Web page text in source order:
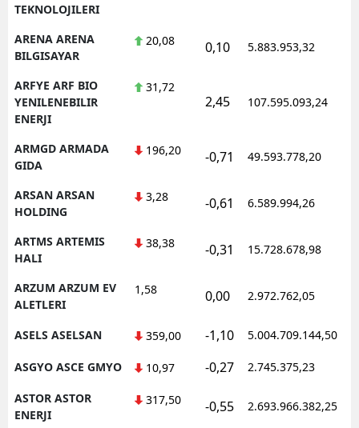
TEKNOLOJILERI
ARENA ARENA
BILGISAYAR
20,08 0,10 5.883.953,32
ARFYE ARF BIO
YENILENEBILIR
ENERJI
31,72
2,45 107.595.093,24
ARMGD ARMADA
GIDA
196,20 -0,71 49.593.778,20
ARSAN ARSAN
HOLDING
3,28 -0,61 6.589.994,26
ARTMS ARTEMIS
HALI
38,38 -0,31 15.728.678,98
ARZUM ARZUM EV
ALETLERI
1,58 0,00 2.972.762,05
ASELS ASELSAN 359,00 -1,10 5.004.709.144,50
ASGYO ASCE GMYO 10,97 -0,27 2.745.375,23
ASTOR ASTOR
ENERJI
317,50 -0,55 2.693.966.382,25